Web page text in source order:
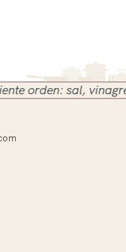
sal, vinagre y